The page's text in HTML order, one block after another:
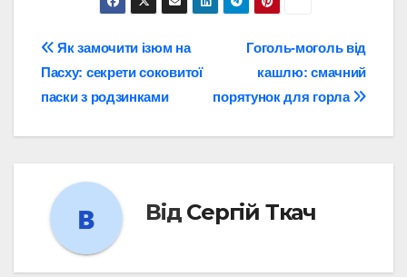
Навігація
записів
Гоголь-моголь від
кашлю: смачний
порятунок для горла
Як замочити ізюм на
Пасху: секрети соковитої
паски з родзинками
Від Сергій Ткач